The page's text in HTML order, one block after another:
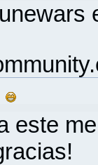
este